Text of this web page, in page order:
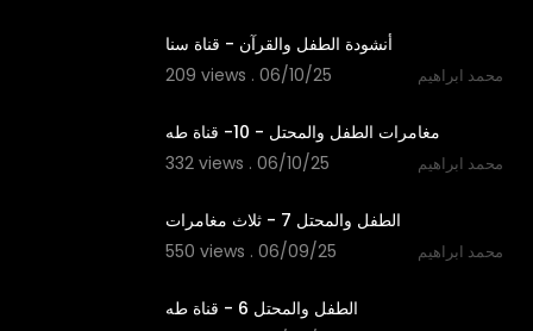
أنشودة الطفل والقرآن - قناة سنا
209 views . 06/10/25
محمد ابراهيم
مغامرات الطفل والمحتل - 10- قناة طه
332 views . 06/10/25
محمد ابراهيم
الطفل والمحتل 7 - ثلاث مغامرات
550 views . 06/09/25
محمد ابراهيم
الطفل والمحتل 6 - قناة طه